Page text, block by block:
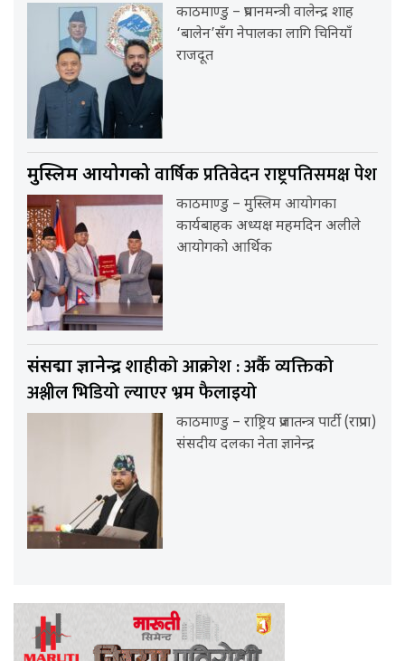
काठमाण्डु – प्रधानमन्त्री वालेन्द्र शाह
‘बालेन’सँग नेपालका लागि चिनियाँ
राजदूत
मुस्लिम आयोगकोवार्षिक प्रतिवेदन राष्ट्रपतिसमक्ष पेश
काठमाण्डु – मुस्लिम आयोगका
कार्यबाहक अध्यक्ष महमदिन अलीले
आयोगको आर्थिक
संसद्मा ज्ञानेन्द्रशाहीको आक्रोश : अर्कै व्यक्तिको
अश्लील भिडियो ल्याएर भ्रम फैलाइयो
काठमाण्डु – राष्ट्रिय प्रजातन्त्र पार्टी (राप्रपा)
संसदीय दलका नेता ज्ञानेन्द्र